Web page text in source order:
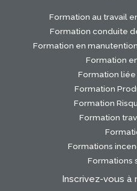
Formation au travail
Formation conduite
Formation en
Formation
Formation liée
Formation
Formation
Formation
Formations
Formations
Inscrivez-vous